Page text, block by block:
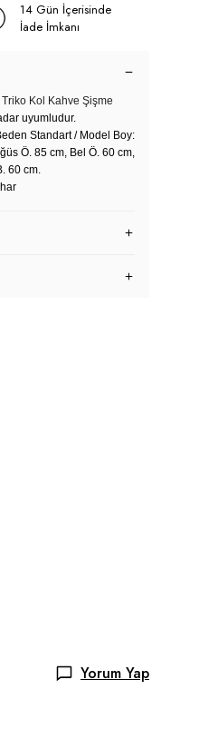
14 Gün İçerisinde
İade İmkanı
Kol Kahve Şişme
uyumludur.
Standart / Model Boy:
Ö. 85 cm, Bel Ö. 60 cm,
60 cm.
Yorum Yap